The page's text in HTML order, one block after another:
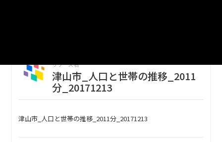
リソース名
津山市_人口と世帯の推移_2011
分_20171213
津山市_人口と世帯の推移_2011分_20171213